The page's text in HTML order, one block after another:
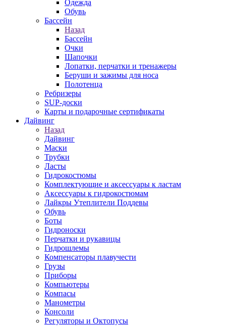
Одежда
Обувь
Бассейн
Назад
Бассейн
Очки
Шапочки
Лопатки, перчатки и тренажеры
Беруши и зажимы для носа
Полотенца
Ребризеры
SUP-доски
Карты и подарочные сертификаты
Дайвинг
Назад
Дайвинг
Маски
Трубки
Ласты
Гидрокостюмы
Комплектующие и аксессуары к ластам
Аксессуары к гидрокостюмам
Лайкры Утеплители Поддевы
Обувь
Боты
Гидроноски
Перчатки и рукавицы
Гидрошлемы
Компенсаторы плавучести
Грузы
Приборы
Компьютеры
Компасы
Манометры
Консоли
Регуляторы и Октопусы